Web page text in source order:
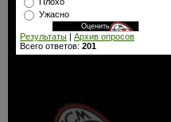
Ужасно
Результаты | Архив опросов
Всего ответов: 201